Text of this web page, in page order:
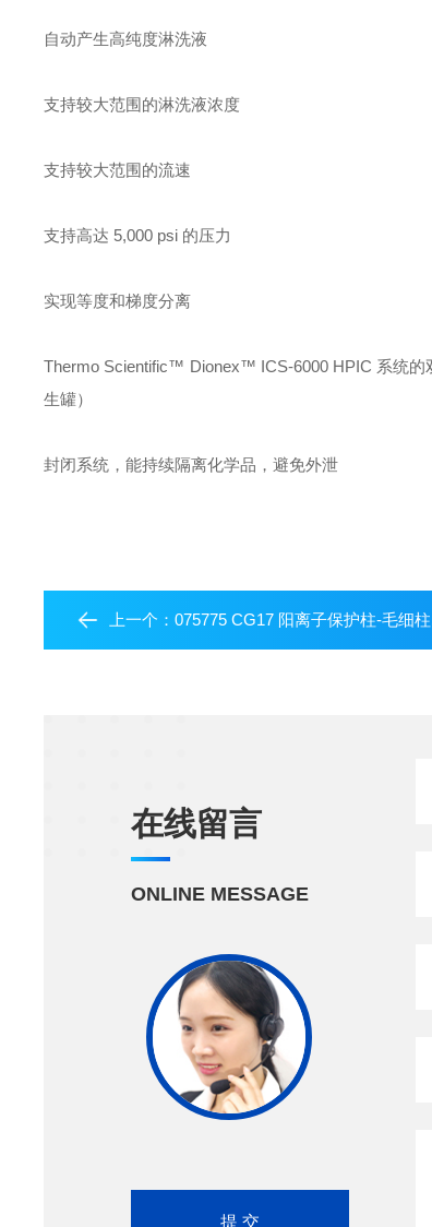
自动产生高纯度淋洗液
支持较大范围的淋洗液浓度
支持较大范围的流速
支持高达 5,000 psi 的压力
实现等度和梯度分离
Thermo Scientific™ Dionex™ ICS-6000 HPIC 系统
生罐）
封闭系统，能持续隔离化学品，避免外泄
上一个：075775 CG17 阳离子保护柱-毛细柱
在线留言
ONLINE MESSAGE